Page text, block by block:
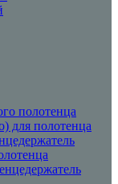
полотенца
для полотенца